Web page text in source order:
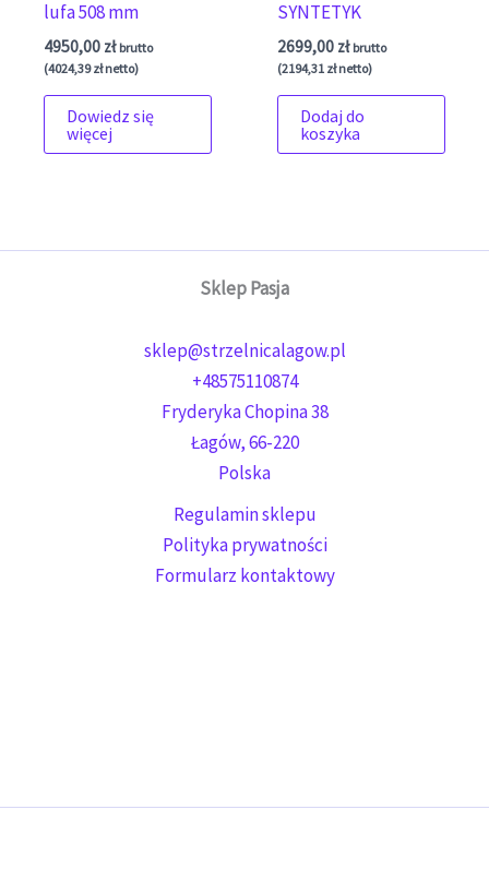
lufa 508 mm
4950,00 zł brutto
(4024,39złnetto)
Dowiedz się
więcej
SYNTETYK
2699,00 zł brutto
(2194,31 złnetto)
Dodaj do
koszyka
Sklep Pasja
sklep@strzelnicalagow.pl
+48575110874
Fryderyka Chopina 38
Łagów,66-220
Polska
Regulamin sklepu
Polityka prywatności
Formularz kontaktowy